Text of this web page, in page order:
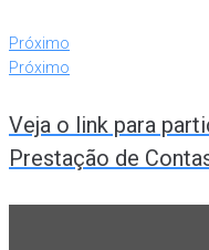
Próximo
Próximo
Veja o link para
Prestação de